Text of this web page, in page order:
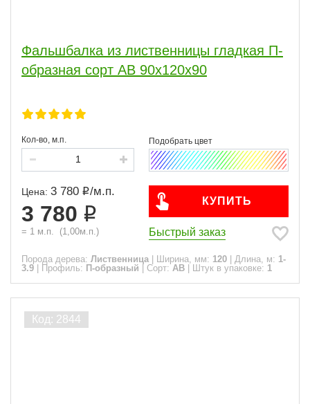
Фальшбалка из лиственницы гладкая П-
образная сорт АВ 90x120x90
Кол-во, м.п.
Цена: 3 780 /м.п.
3 780
= 1 м.п. (1,00м.п.)
КУПИТЬ
Быстрый заказ
Порода дерева: Лиственница Ширина, мм: 120 Длина, м: 1-
3.9
Профиль: П-образный Сорт: АВ Штук в упаковке: 1